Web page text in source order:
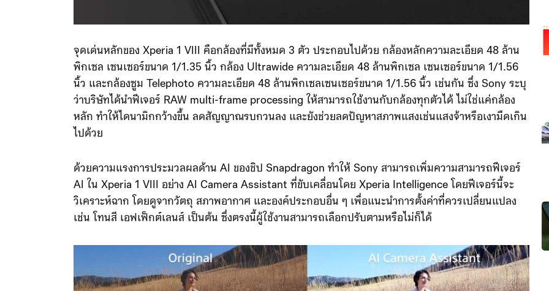
จุดเด่นหลักของ Xperia 1 VIII คือกล้องที่มีทั้งหมด 3 ตัว ประกอบไปด้วย กล้องหลักความละเอียด 48 ล้าน
พิกเซล เซนเซอร์ขนาด 1/1.35 นิ้ว กล้อง Ultrawide ความละเอียด 48 ล้านพิกเซล เซนเซอร์ขนาด 1/1.56
นิ้ว และกล้องซูม Telephoto ความละเอียด 48 ล้านพิกเซลเซนเซอร์ขนาด 1/1.56 นิ้ว เช่นกัน ซึ่ง Sony ระบุ
ว่าบริษัทได้นำฟีเจอร์ RAW multi-frame processing ให้สามารถใช้งานกับกล้องทุกตัวได้ ไม่ใช่แค่กล้อง
หลัก ทำให้ไดนามิกกว้างขึ้น ลดสัญญาณรบกวนลง และยังช่วยลดปัญหาสภาพแสงเช่นแสงจ้าหรือเงามืดเกิน
ไปด้วย
ด้วยความแรงการประมวลผลด้าน AI ของชิป Snapdragon ทำให้ Sony สามารถเพิ่มความสามารถฟีเจอร์
AI ใน Xperia 1 VIII อย่าง AI Camera Assistant ที่ขับเคลื่อนโดย Xperia Intelligence โดยฟีเจอร์นี้จะ
วิเคราะห์ฉาก โดยดูจากวัตถุ สภาพอากาศ และองค์ประกอบอื่น ๆ เพื่อแนะนำการตั้งค่าที่ควรเปลี่ยนแปลง
เช่น โทนสี เอฟเฟ็กต์เลนส์ เป็นต้น ซึ่งตรงนี้ผู้ใช้งานสามารถเลือกปรับตามหรือไม่ก็ได้